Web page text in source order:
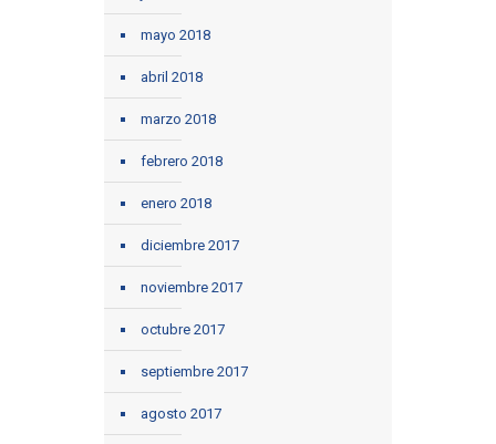
mayo 2018
abril 2018
marzo 2018
febrero 2018
enero 2018
diciembre 2017
noviembre 2017
octubre 2017
septiembre 2017
agosto 2017